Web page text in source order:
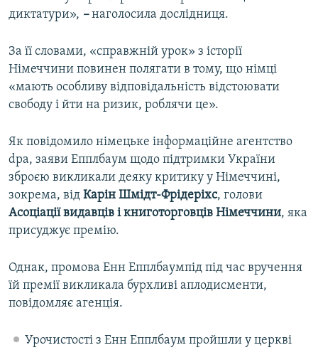
диктатури», – наголосила дослідниця.
За її словами, «справжній урок» з історії
Німеччини повинен полягати в тому, що німці
«мають особливу відповідальність відстоювати
свободу і йти на ризик, роблячи це».
Як повідомило німецьке інформаційне агентство
dpa, заяви Епплбаум щодо підтримки України
зброєю викликали деяку критику у Німеччині,
зокрема, від Карін Шмідт-Фрідеріхс, голови
Асоціації видавців і книготорговців Німеччини, яка
присуджує премію.
Однак, промова Енн Епплбаумпід під час вручення
їй премії викликала бурхливі аплодисменти,
повідомляє агенція.
Урочистості з Енн Епплбаум пройшли у церкві